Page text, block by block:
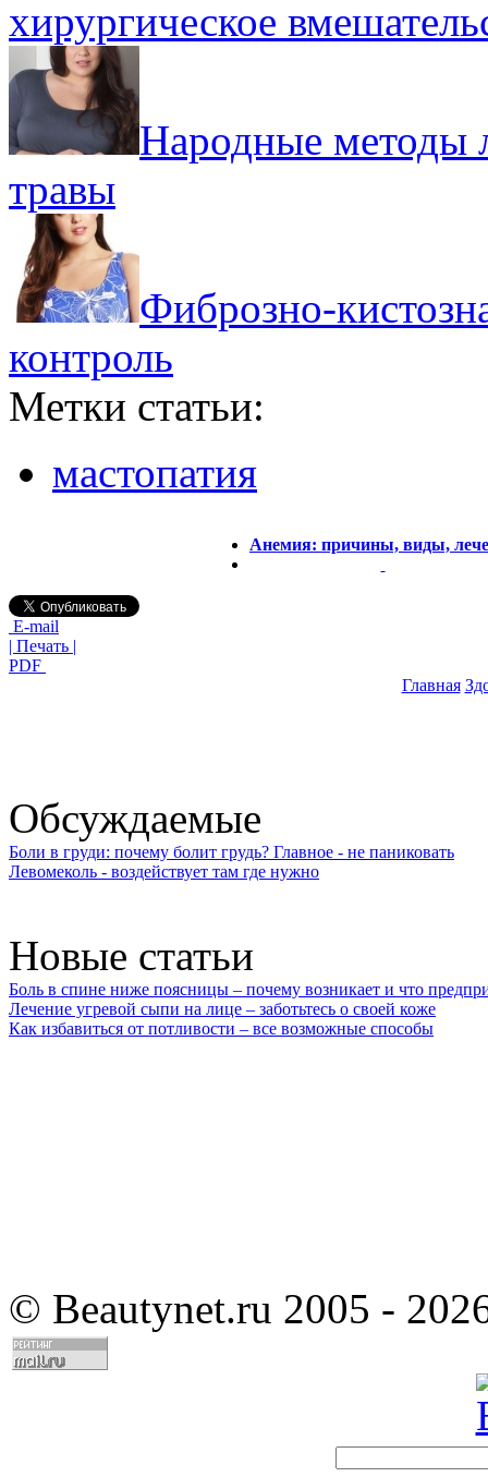
хирургическое
Народные методы
травы
Фиброзно-
контроль
Метки статьи:
мастопатия
Анемия: причины, виды,
E-mail
| Печать |
PDF
Главная
Обсуждаемые
Боли в груди: почему болит грудь? Главное - не паниковать
Левомеколь - воздействует там где нужно
Новые статьи
Боль в спине ниже поясницы – почему возникает и что
Лечение угревой сыпи на лице – заботьтесь о своей коже
Как избавиться от потливости – все возможные способы
© Beautynet.ru 2005 -